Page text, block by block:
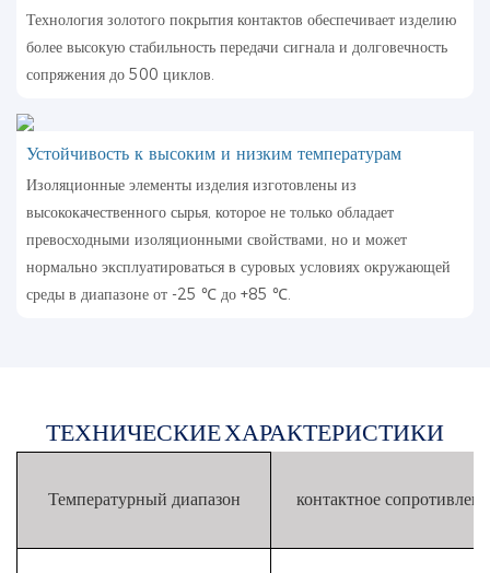
Технология золотого покрытия контактов обеспечивает изделию
более высокую стабильность передачи сигнала и долговечность
сопряжения до 500 циклов.
Устойчивость к высоким и низким температурам
Изоляционные элементы изделия изготовлены из
высококачественного сырья, которое не только обладает
превосходными изоляционными свойствами, но и может
нормально эксплуатироваться в суровых условиях окружающей
среды в диапазоне от -25 ℃ до +85 ℃.
ТЕХНИЧЕСКИЕ ХАРАКТЕРИСТИКИ
Температурный диапазон контактное